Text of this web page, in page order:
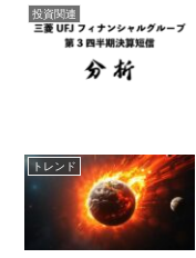
投資関連
トレンド